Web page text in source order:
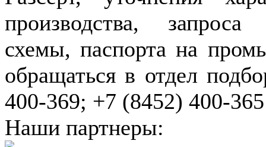
производства,
схемы, паспорта на
обращаться в отдел
400-369; +7 (8452) 400-365
Наши партнеры: